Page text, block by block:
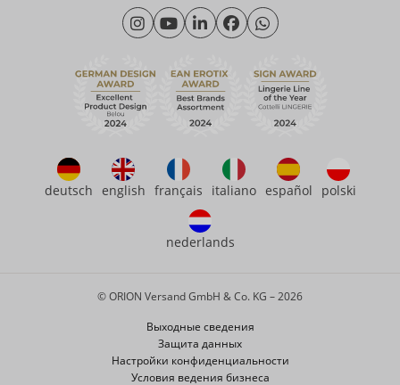
Monday - Thursday: 09:00am - 04:00pm
Friday: 09:00am - 3:00pm (CET/CEST)
Контакт
Часто задаваемые вопросы (ЧаВо)
О нас
Продолжительность
eroFame
deutsch english français italiano español polski
nederlands
Выходные сведения
Защита данных
Настройки конфиденциальности
Условия ведения бизнеса
© ORION Versand GmbH & Co. KG – 2026